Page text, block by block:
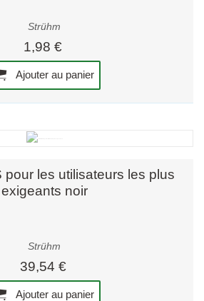
Strühm
1,98 €
Ajouter au panier
pour les utilisateurs les plus
exigeants noir
Strühm
39,54 €
Ajouter au panier